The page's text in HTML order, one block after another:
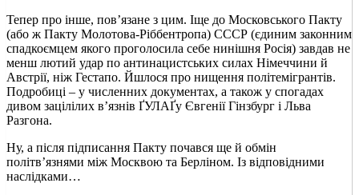
Тепер про інше, пов’язане з цим. Іще до Московського Пакту
(або ж Пакту Молотова-Ріббентропа) СССР (єдиним законним
спадкоємцем якого проголосила себе нинішня Росія) завдав не
менш лютий удар по антинацистських силах Німеччини й
Австрії, ніж Гестапо. Йшлося про нищення політемігрантів.
Подробиці – у численних документах, а також у спогадах
дивом зацілілих в’язнів ҐУЛАҐу Євгенії Гінзбург і Льва
Разгона.
Ну, а після підписання Пакту почався ще й обмін
політв’язнями між Москвою та Берліном. Із відповідними
наслідками…